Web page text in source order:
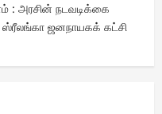
: அரசின் நடவடிக்கை
ஜனநாயகக் கட்சி